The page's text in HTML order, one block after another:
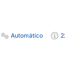
Automático